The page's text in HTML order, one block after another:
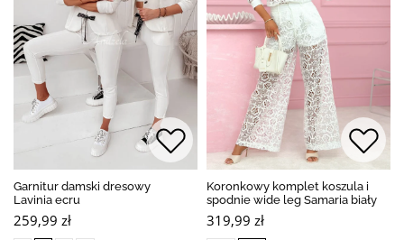
Garnitur damski dresowy
Lavinia ecru
259,99 zł
Koronkowy komplet koszula i
spodnie wide leg Samaria biały
319,99 zł